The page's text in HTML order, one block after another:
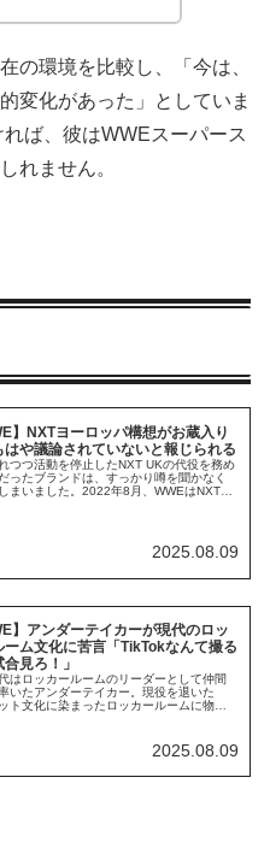
の環境を比較し、「今は、
変化があった」としていま
ば、彼はWWEスーパース
れません。
】NXTヨーロッパ構想がお蔵入り
はや議論されていないと報じられる
つつ活動を停止したNXT UKの代役を務め
ったブランドは、すっかり噂を聞かなく
まいました。2022年8月、WWEはNXTブ
でした。しかし、計画はなかなか実行され
。クリエイティブ責任者のHHHは...2025.08.09
】アンダーテイカーが現代のロッ
ーム文化に苦言「TikTokなんて撮る
見ろ！」
はロッカールームのリーダーとして仲間
いたアンダーテイカー。現役を退いた
ト文化に染まったロッカールームに物申
。現代社会において、彼らはSNSを有効活
WWEやテレビ番組に依存しないアプローチ
2025.08.09